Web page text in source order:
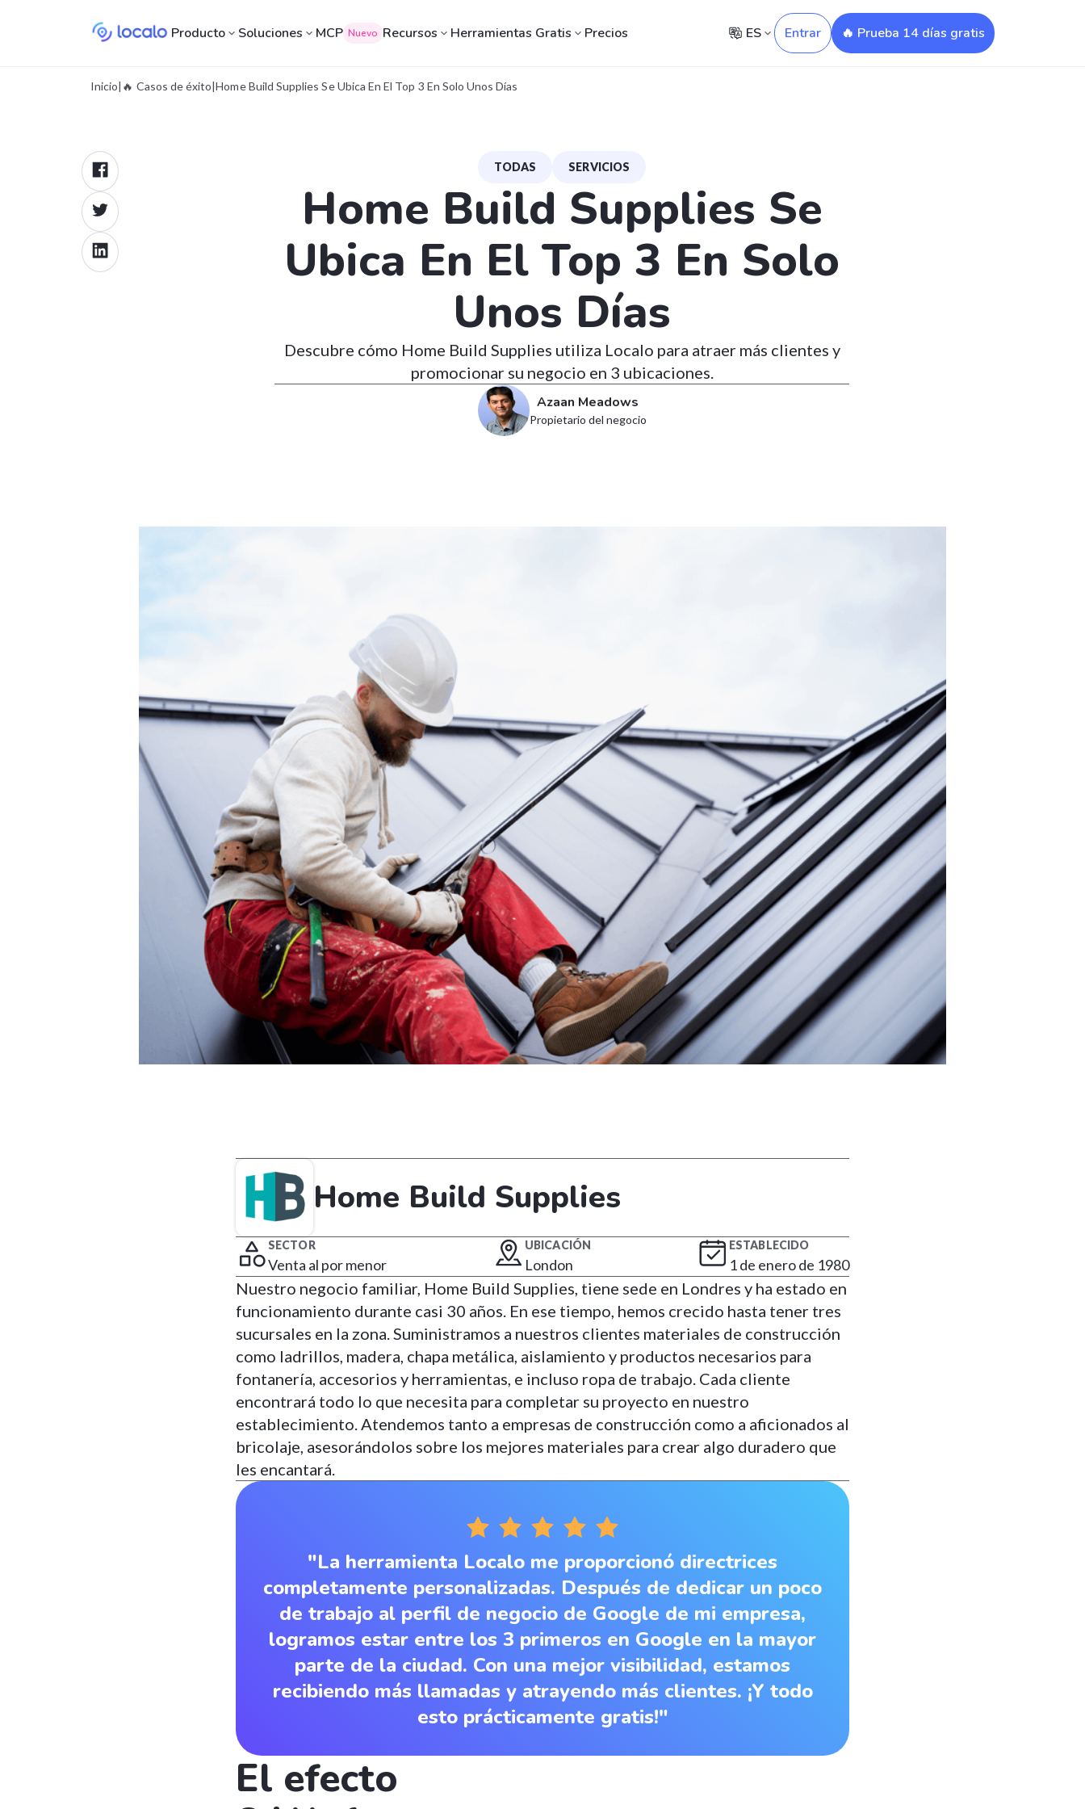
Producto Soluciones MCP Nuevo Recursos Herramientas Gratis Precios ES Entrar 🔥 Prueba 14 días gratis
Inicio| 🔥 Casos de éxito|Home Build Supplies Se Ubica En El Top 3 En Solo Unos Días
TODAS SERVICIOS
Home Build Supplies Se
Ubica En El Top 3 En Solo
Unos Días
Descubre cómo Home Build Supplies utiliza Localo para atraer más clientes y
promocionar su negocio en 3 ubicaciones.
Azaan Meadows
Propietario del negocio
Home Build Supplies
SECTOR
Venta al por menor
UBICACIÓN
London
ESTABLECIDO
1 de enero de 1980
Nuestro negocio familiar, Home Build Supplies, tiene sede en Londres y ha estado en
funcionamiento durante casi 30 años. En ese tiempo, hemos crecido hasta tener tres
sucursales en la zona. Suministramos a nuestros clientes materiales de construcción
como ladrillos, madera, chapa metálica, aislamiento y productos necesarios para
fontanería, accesorios y herramientas, e incluso ropa de trabajo. Cada cliente
encontrará todo lo que necesita para completar su proyecto en nuestro
establecimiento. Atendemos tanto a empresas de construcción como a aficionados al
bricolaje, asesorándolos sobre los mejores materiales para crear algo duradero que
les encantará.
"La herramienta Localo me proporcionó directrices
completamente personalizadas. Después de dedicar un poco
de trabajo al perfil de negocio de Google de mi empresa,
logramos estar entre los 3 primeros en Google en la mayor
parte de la ciudad. Con una mejor visibilidad, estamos
recibiendo más llamadas y atrayendo más clientes. ¡Y todo
esto prácticamente gratis!"
El efecto